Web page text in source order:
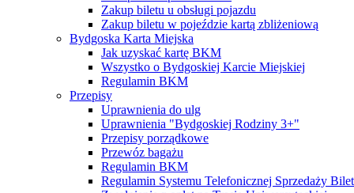
Zakup biletu u obsługi pojazdu
Zakup biletu w pojeździe kartą zbliżeniową
Bydgoska Karta Miejska
Jak uzyskać kartę BKM
Wszystko o Bydgoskiej Karcie Miejskiej
Regulamin BKM
Przepisy
Uprawnienia do ulg
Uprawnienia "Bydgoskiej Rodziny 3+"
Przepisy porządkowe
Przewóz bagażu
Regulamin BKM
Regulamin Systemu Telefonicznej Sprzedaży